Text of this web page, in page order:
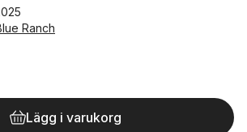
Ranch
antal röster:
Lägg i varukorg